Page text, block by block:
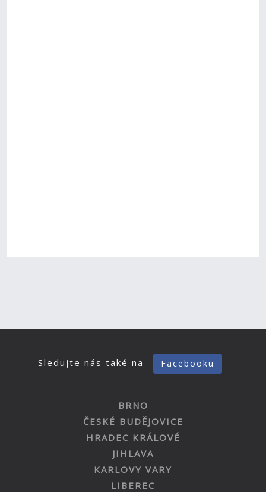
Sledujte nás také na Facebooku
BRNO
ČESKÉ BUDĚJOVICE
HRADEC KRÁLOVÉ
JIHLAVA
KARLOVY VARY
LIBEREC